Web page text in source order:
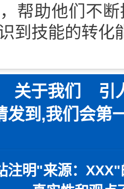
帮助他们不
到技能的转化
关于我们 引
发到,我们会第
注明"来源： XXX"